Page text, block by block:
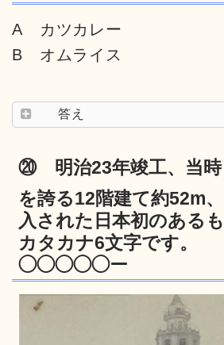
A カツカレー
B オムライス
答え
⑳ 明治23年竣工、当時
を誇る12階建て約52m、
入された日本初のある
カタカナ6文字です。
◯◯◯◯◯ー